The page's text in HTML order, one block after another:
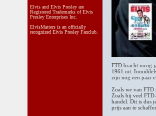
Elvis and Elvis Presley are
Registered Trademarks of Elvis
Presley Enterprises Inc.
ElvisMatters is an officially
recognized Elvis Presley Fanclub.
FTD bracht vorig
1961 uit.
zijn nog een paar
Zoals we van FTD
Zoals bij veel
handel. Dit is dus
prijs aan te